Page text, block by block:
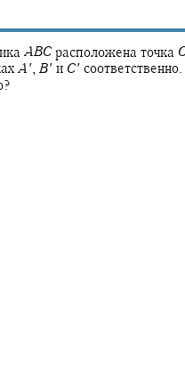
ABC расположена точка
A′, B′ и C′